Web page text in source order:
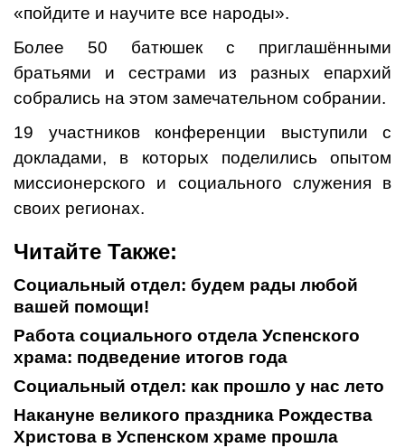
«пойдите и научите все народы».
Более 50 батюшек с приглашёнными
братьями и сестрами из разных епархий
собрались на этом замечательном собрании.
19 участников конференции выступили с
докладами, в которых поделились опытом
миссионерского и социального служения в
своих регионах.
Читайте Также:
Социальный отдел: будем рады любой
вашей помощи!
Работа социального отдела Успенского
храма: подведение итогов года
Социальный отдел: как прошло у нас лето
Накануне великого праздника Рождества
Христова в Успенском храме прошла